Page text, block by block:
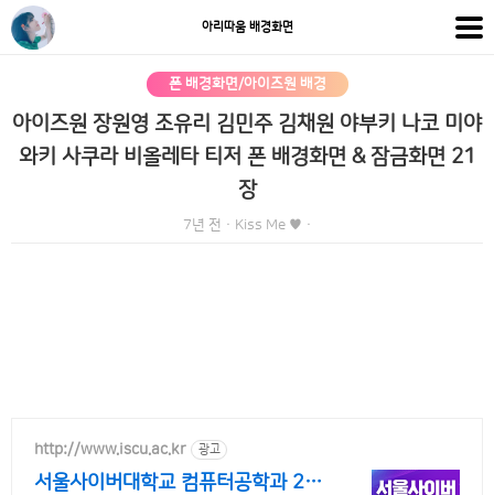
아리따움 배경화면
폰 배경화면/아이즈원 배경
아이즈원 장원영 조유리 김민주 김채원 야부키 나코 미야
와키 사쿠라 비올레타 티저 폰 배경화면 & 잠금화면 21
장
7년 전 · Kiss Me ♥ ·
http://www.iscu.ac.kr 광고
서울사이버대학교 컴퓨터공학과 20